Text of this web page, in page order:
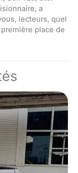
a
lecteurs, quel
place de